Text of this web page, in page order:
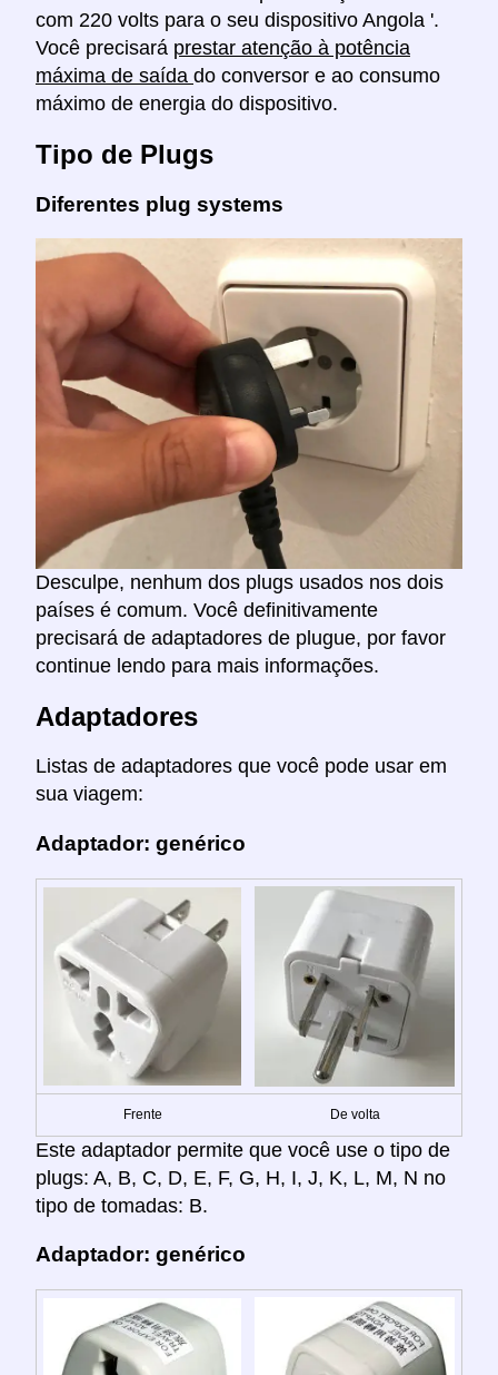
com 220 volts para o seu dispositivo Angola '.
Você precisará prestar atenção à potência
máxima de saída do conversor e ao consumo
máximo de energia do dispositivo.
Tipo de Plugs
Diferentes plug systems
Desculpe, nenhum dos plugs usados nos dois
países é comum. Você definitivamente
precisará de adaptadores de plugue, por favor
continue lendo para mais informações.
Adaptadores
Listas de adaptadores que você pode usar em
sua viagem:
Adaptador: genérico
Frente De volta
Este adaptador permite que você use o tipo de
plugs: A, B, C, D, E, F, G, H, I, J, K, L, M, N no
tipo de tomadas: B.
Adaptador: genérico